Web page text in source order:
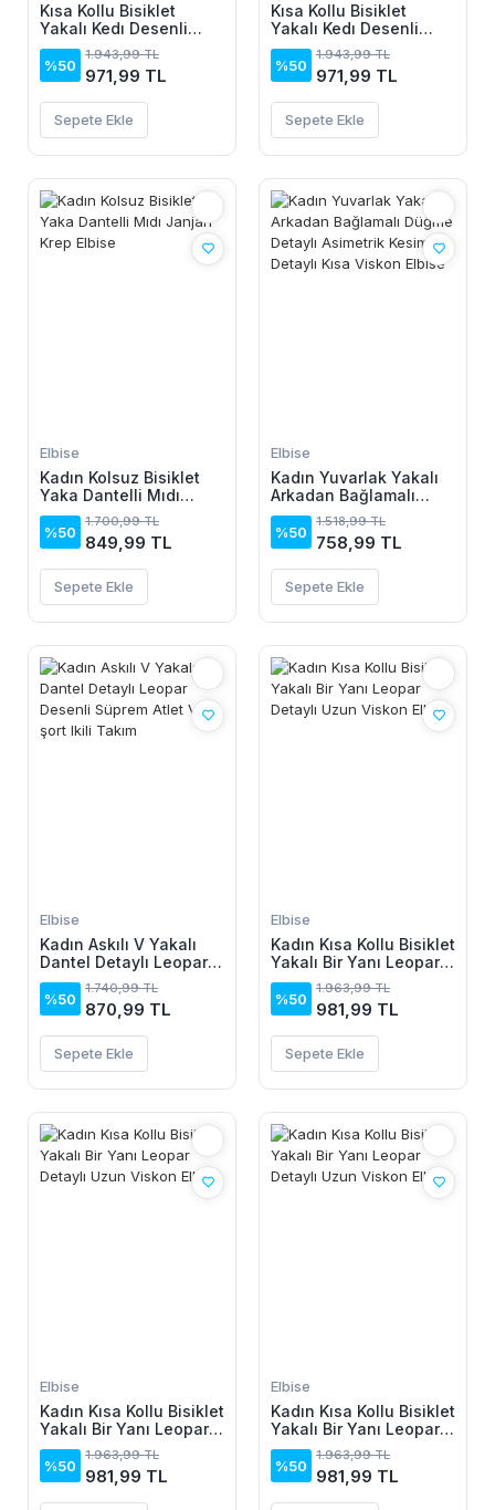
Kısa Kollu Bisiklet
Yakalı Kedı Desenli
Midi Vıskon Elbise
%50
1.943,99 TL
971,99 TL
Sepete Ekle
Kısa Kollu Bisiklet
Yakalı Kedı Desenli
Midi Vıskon Elbise
%50
1.943,99 TL
971,99 TL
Sepete Ekle
Elbise
Kadın Kolsuz Bisiklet
Yaka Dantelli Mıdı
Janjan Krep Elbise
%50
1.700,99 TL
849,99 TL
Sepete Ekle
Elbise
Kadın Yuvarlak Yakalı
Arkadan Bağlamalı
Düğme Detaylı
Asimetrik Kesim Detaylı
Kısa Viskon Elbise
%50
1.518,99 TL
758,99 TL
Sepete Ekle
Elbise
Kadın Askılı V Yakalı
Dantel Detaylı Leopar
Desenli Süprem Atlet
Ve şort Ikili Takım
%50
1.740,99 TL
870,99 TL
Sepete Ekle
Elbise
Kadın Kısa Kollu Bisiklet
Yakalı Bir Yanı Leopar
Detaylı Uzun Viskon
Elbise
%50
1.963,99 TL
981,99 TL
Sepete Ekle
Elbise
Kadın Kısa Kollu Bisiklet
Yakalı Bir Yanı Leopar
Detaylı Uzun Viskon
Elbise
%50
1.963,99 TL
981,99 TL
Elbise
Kadın Kısa Kollu Bisiklet
Yakalı Bir Yanı Leopar
Detaylı Uzun Viskon
Elbise
%50
1.963,99 TL
981,99 TL